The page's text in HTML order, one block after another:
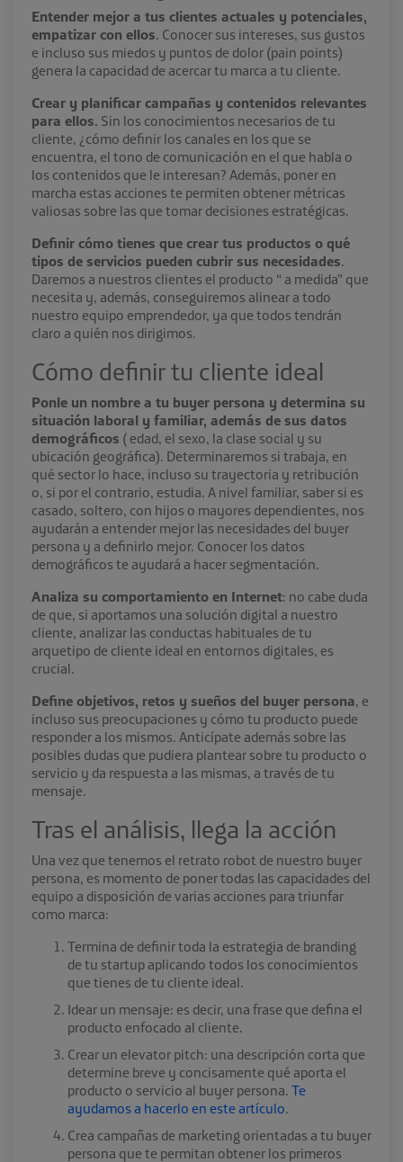
Entender mejor a tus clientes actuales y potenciales,
empatizar con ellos. Conocer sus intereses, sus gustos
e incluso sus miedos y puntos de dolor (pain points)
genera la capacidad de acercar tu marca a tu cliente.
Crear y planificar campañas y contenidos relevantes
para ellos. Sin los conocimientos necesarios de tu
cliente, ¿cómo definir los canales en los que se
encuentra, el tono de comunicación en el que habla o
los contenidos que le interesan? Además, poner en
marcha estas acciones te permiten obtener métricas
valiosas sobre las que tomar decisiones estratégicas.
Definir cómo tienes que crear tus productos o qué
tipos de servicios pueden cubrir sus necesidades.
Daremos a nuestros clientes el producto “ a medida” que
necesita y, además, conseguiremos alinear a todo
nuestro equipo emprendedor, ya que todos tendrán
claro a quién nos dirigimos.
Cómo definir tu cliente ideal
Ponle un nombre a tu buyer persona y determina su
situación laboral y familiar, además de sus datos
demográficos ( edad, el sexo, la clase social y su
ubicación geográfica). Determinaremos si trabaja, en
qué sector lo hace, incluso su trayectoria y retribución
o, si por el contrario, estudia. A nivel familiar, saber si es
casado, soltero, con hijos o mayores dependientes, nos
ayudarán a entender mejor las necesidades del buyer
persona y a definirlo mejor. Conocer los datos
demográficos te ayudará a hacer segmentación.
Analiza su comportamiento en Internet: no cabe duda
de que, si aportamos una solución digital a nuestro
cliente, analizar las conductas habituales de tu
arquetipo de cliente ideal en entornos digitales, es
crucial.
Define objetivos, retos y sueños del buyer persona, e
incluso sus preocupaciones y cómo tu producto puede
responder a los mismos. Anticípate además sobre las
posibles dudas que pudiera plantear sobre tu producto o
servicio y da respuesta a las mismas, a través de tu
mensaje.
Tras el análisis, llega la acción
Una vez que tenemos el retrato robot de nuestro buyer
persona, es momento de poner todas las capacidades del
equipo a disposición de varias acciones para triunfar
como marca:
Termina de definir toda la estrategia de branding
de tu startup aplicando todos los conocimientos
que tienes de tu cliente ideal.
Idear un mensaje: es decir, una frase que defina el
producto enfocado al cliente.
Crear un elevator pitch: una descripción corta que
determine breve y concisamente qué aporta el
producto o servicio al buyer persona. Te
ayudamos a hacerlo en este artículo.
Crea campañas de marketing orientadas a tu buyer
persona que te permitan obtener los primeros